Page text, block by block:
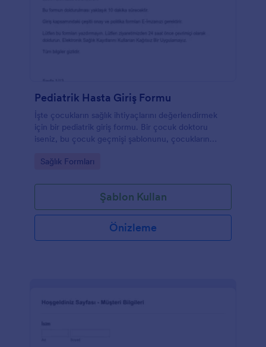
Pediatrik Hasta Giriş Formu
İşte çocukların sağlık ihtiyaçlarını değerlendirmek
için bir pediatrik giriş formu. Bir çocuk doktoru
iseniz, bu çocuk geçmişi şablonunu, çocukların
bağlantı kurmak, çocuklarının sağlığı hakkında geçerli
kullanabilirsiniz. Kapsamlı sağlık bakımı ve hastanın
fiziksel, zihinsel ve duygusal durumu ve tarihinin tam
olarak anlaşılmasını sağlamak için bu pediatrik sağlık
geçmişi form şablonunu kullanın.
Go to Category:
Sağlık Formları
Şablon Kullan
Önizleme